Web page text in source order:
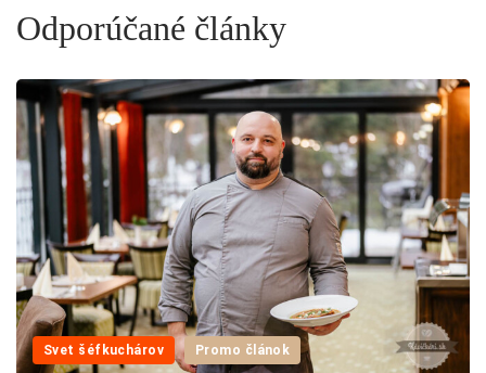
Odporúčané články
Svet šéfkuchárov Promo článok